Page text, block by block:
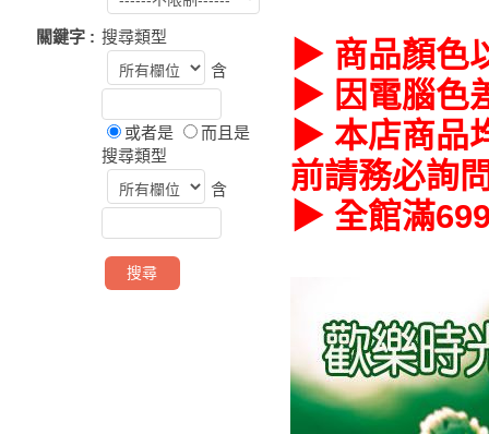
關鍵字 : 搜尋類型
含
或者是
而且是
搜尋類型
含
▶ 商品顏色
▶ 因電腦色
▶ 本店商品
前請務必詢
▶ 全館滿